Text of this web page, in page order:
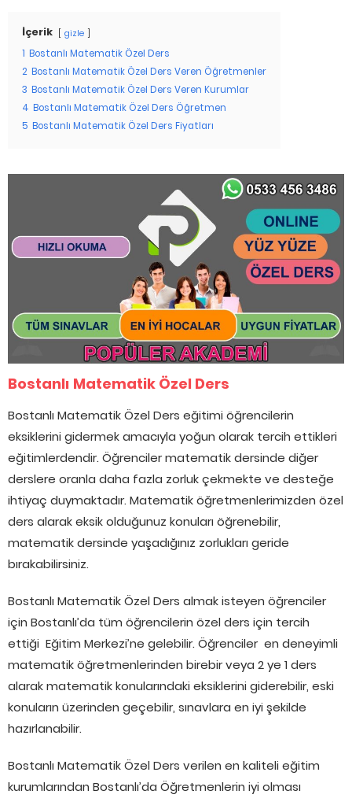
İçerik gizle
1 Bostanlı Matematik Özel Ders
2 Bostanlı Matematik Özel Ders Veren Öğretmenler
3 Bostanlı Matematik Özel Ders Veren Kurumlar
4 Bostanlı Matematik Özel Ders Öğretmen
5 Bostanlı Matematik Özel Ders Fiyatları
Bostanlı Matematik Özel Ders
Bostanlı Matematik Özel Ders eğitimi öğrencilerin
eksiklerini gidermek amacıyla yoğun olarak tercih ettikleri
eğitimlerdendir. Öğrenciler matematik dersinde diğer
derslere oranla daha fazla zorluk çekmekte ve desteğe
ihtiyaç duymaktadır. Matematik öğretmenlerimizden özel
ders alarak eksik olduğunuz konuları öğrenebilir,
matematik dersinde yaşadığınız zorlukları geride
bırakabilirsiniz.
Bostanlı Matematik Özel Ders almak isteyen öğrenciler
için Bostanlı’da tüm öğrencilerin özel ders için tercih
ettiği Eğitim Merkezi’ne gelebilir. Öğrenciler en deneyimli
matematik öğretmenlerinden birebir veya 2 ye 1 ders
alarak matematik konularındaki eksiklerini giderebilir, eski
konuların üzerinden geçebilir, sınavlara en iyi şekilde
hazırlanabilir.
Bostanlı Matematik Özel Ders verilen en kaliteli eğitim
kurumlarından Bostanlı’da Öğretmenlerin iyi olması